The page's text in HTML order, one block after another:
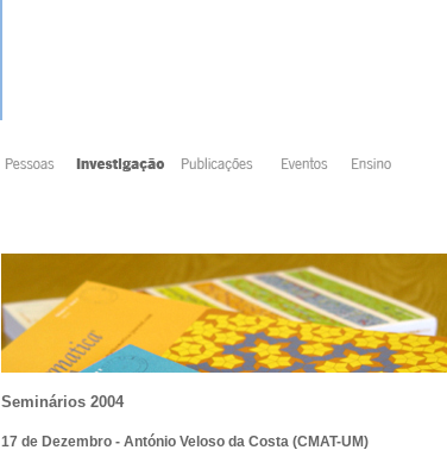
Seminários 2004
17 de Dezembro - António Veloso da Costa (CMAT-UM)